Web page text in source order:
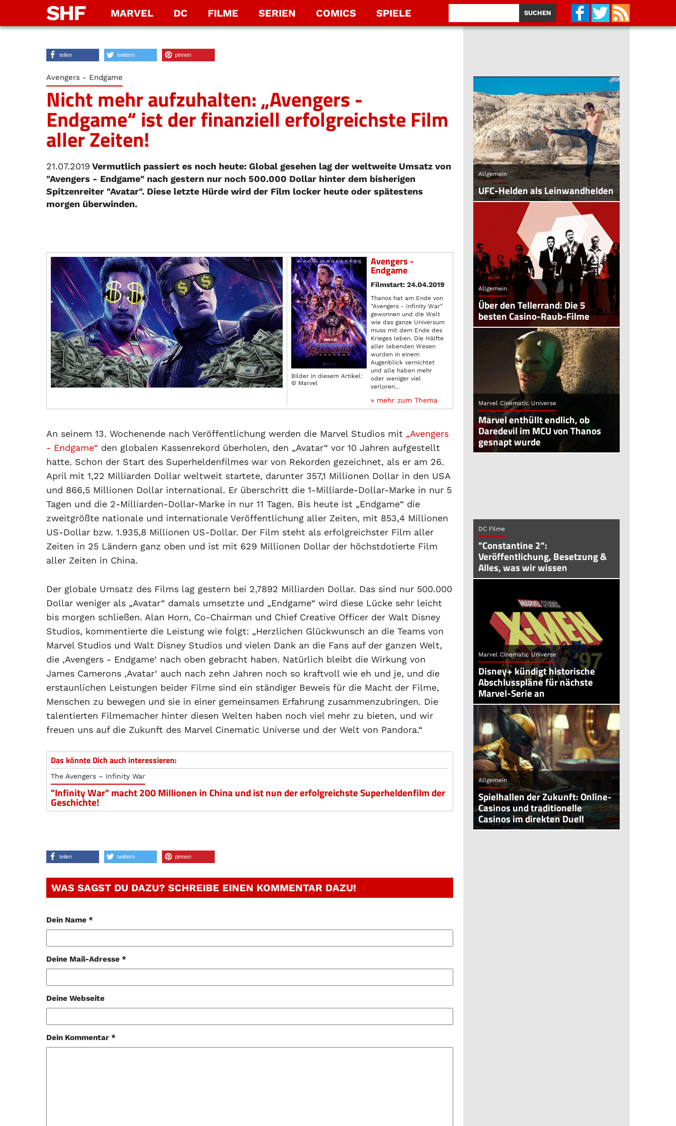
SHF MARVEL DC FILME SERIEN COMICS SPIELE
teilen twittern pinnen
Avengers - Endgame
Nicht mehr aufzuhalten: „Avengers -
Endgame“ ist der finanziell erfolgreichste Film
aller Zeiten!
21.07.2019 Vermutlich passiert es noch heute: Global gesehen lag der weltweite Umsatz von
"Avengers - Endgame" nach gestern nur noch 500.000 Dollar hinter dem bisherigen
Spitzenreiter "Avatar". Diese letzte Hürde wird der Film locker heute oder spätestens
morgen überwinden.
Bilder in diesem Artikel:
© Marvel
Avengers -
Endgame
Filmstart: 24.04.2019
Thanos hat am Ende von
"Avengers - Infinity War"
gewonnen und die Welt
wie das ganze Universum
muss mit dem Ende des
Krieges leben. Die Hälfte
aller lebenden Wesen
wurden in einem
Augenblick vernichtet
und alle haben mehr
oder weniger viel
verloren...
» mehr zum Thema
An seinem 13. Wochenende nach Veröffentlichung werden die Marvel Studios mit „Avengers
- Endgame“ den globalen Kassenrekord überholen, den „Avatar“ vor 10 Jahren aufgestellt
hatte. Schon der Start des Superheldenfilmes war von Rekorden gezeichnet, als er am 26.
April mit 1,22 Milliarden Dollar weltweit startete, darunter 357,1 Millionen Dollar in den USA
und 866,5 Millionen Dollar international. Er überschritt die 1-Milliarde-Dollar-Marke in nur 5
Tagen und die 2-Milliarden-Dollar-Marke in nur 11 Tagen. Bis heute ist „Endgame“ die
zweitgrößte nationale und internationale Veröffentlichung aller Zeiten, mit 853,4 Millionen
US-Dollar bzw. 1.935,8 Millionen US-Dollar. Der Film steht als erfolgreichster Film aller
Zeiten in 25 Ländern ganz oben und ist mit 629 Millionen Dollar der höchstdotierte Film
aller Zeiten in China.
Der globale Umsatz des Films lag gestern bei 2,7892 Milliarden Dollar. Das sind nur 500.000
Dollar weniger als „Avatar“ damals umsetzte und „Endgame“ wird diese Lücke sehr leicht
bis morgen schließen. Alan Horn, Co-Chairman und Chief Creative Officer der Walt Disney
Studios, kommentierte die Leistung wie folgt: „Herzlichen Glückwunsch an die Teams von
Marvel Studios und Walt Disney Studios und vielen Dank an die Fans auf der ganzen Welt,
die ‚Avengers - Endgame‘ nach oben gebracht haben. Natürlich bleibt die Wirkung von
James Camerons ‚Avatar‘ auch nach zehn Jahren noch so kraftvoll wie eh und je, und die
erstaunlichen Leistungen beider Filme sind ein ständiger Beweis für die Macht der Filme,
Menschen zu bewegen und sie in einer gemeinsamen Erfahrung zusammenzubringen. Die
talentierten Filmemacher hinter diesen Welten haben noch viel mehr zu bieten, und wir
freuen uns auf die Zukunft des Marvel Cinematic Universe und der Welt von Pandora.“
Das könnte Dich auch interessieren:
The Avengers – Infinity War
"Infinity War" macht 200 Millionen in China und ist nun der erfolgreichste Superheldenfilm der
Geschichte!
teilen twittern pinnen
WAS SAGST DU DAZU? SCHREIBE EINEN KOMMENTAR DAZU!
Dein Name *
Deine Mail-Adresse *
Deine Webseite
Dein Kommentar *
Allgemein
UFC-Helden als Leinwandhelden
Allgemein
Über den Tellerrand: Die 5
besten Casino-Raub-Filme
Marvel Cinematic Universe
Marvel enthüllt endlich, ob
Daredevil im MCU von Thanos
gesnapt wurde
DC Filme
"Constantine 2":
Veröffentlichung, Besetzung &
Alles, was wir wissen
Marvel Cinematic Universe
Disney+ kündigt historische
Abschlusspläne für nächste
Marvel-Serie an
Allgemein
Spielhallen der Zukunft: Online-
Casinos und traditionelle
Casinos im direkten Duell